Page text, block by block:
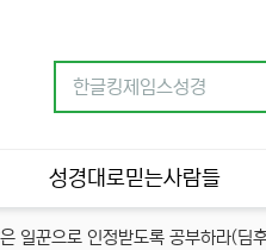
성경대로믿는사람들
일꾼으로 인정받도록 공부하라(딤